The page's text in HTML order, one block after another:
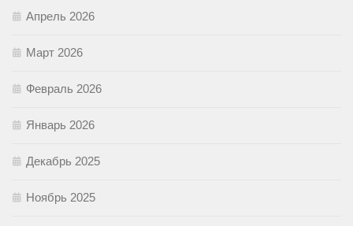
Апрель 2026
Март 2026
Февраль 2026
Январь 2026
Декабрь 2025
Ноябрь 2025